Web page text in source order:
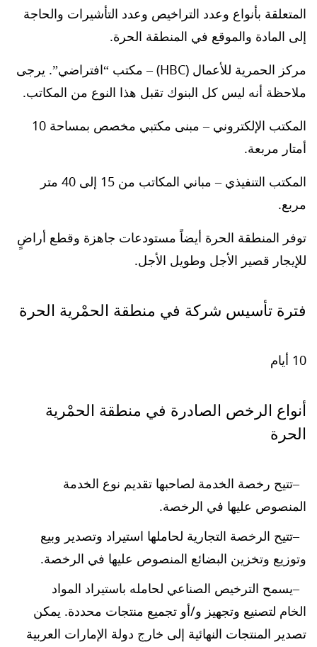
المتعلقة بأنواع وعدد التراخيص وعدد التأشيرات والحاجة
إلى المادة والموقع في المنطقة الحرة.
مركز الحمرية للأعمال (HBC) – مكتب “افتراضي”. يرجى
ملاحظة أنه ليس كل البنوك تقبل هذا النوع من المكاتب.
المكتب الإلكتروني – مبنى مكتبي مخصص بمساحة 10
أمتار مربعة.
المكتب التنفيذي – مباني المكاتب من 15 إلى 40 متر
مربع.
توفر المنطقة الحرة أيضاً مستودعات جاهزة وقطع أراضٍ
للإيجار قصير الأجل وطويل الأجل.
فترة تأسيس شركة في منطقة الحمْرية الحرة
10 أيام
أنواع الرخص الصادرة في منطقة الحمْرية
الحرة
تتيح رخصة الخدمة لصاحبها تقديم نوع الخدمة
المنصوص عليها في الرخصة.
تتيح الرخصة التجارية لحاملها استيراد وتصدير وبيع
وتوزيع وتخزين البضائع المنصوص عليها في الرخصة.
يسمح الترخيص الصناعي لحامله باستيراد المواد
الخام لتصنيع وتجهيز و/أو تجميع منتجات محددة. يمكن
تصدير المنتجات النهائية إلى خارج دولة الإمارات العربية